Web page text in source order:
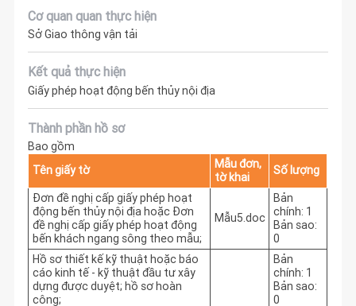
Cơ quan quan thực hiện
Sở Giao thông vận tải
Kết quả thực hiện
Giấy phép hoạt động bến thủy nội địa
Thành phần hồ sơ
Bao gồm
Tên giấy tờ
Mẫu đơn,
tờ khai
Số lượng
Đơn đề nghị cấp giấy phép hoạt
động bến thủy nội địa hoặc Đơn
đề nghị cấp giấy phép hoạt động
bến khách ngang sông theo mẫu;
Mẫu5.doc
Bản
chính: 1
Bản sao:
0
Hồ sơ thiết kế kỹ thuật hoặc báo
cáo kinh tế - kỹ thuật đầu tư xây
dựng được duyệt; hồ sơ hoàn
công;
Bản
chính: 1
Bản sao:
0